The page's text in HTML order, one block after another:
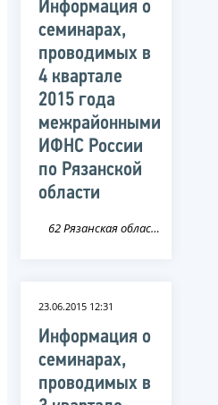
Информация о
семинарах,
проводимых в
4 квартале
2015 года
межрайонными
ИФНС России
по Рязанской
области
62 Рязанская область
23.06.2015 12:31
Информация о
семинарах,
проводимых в